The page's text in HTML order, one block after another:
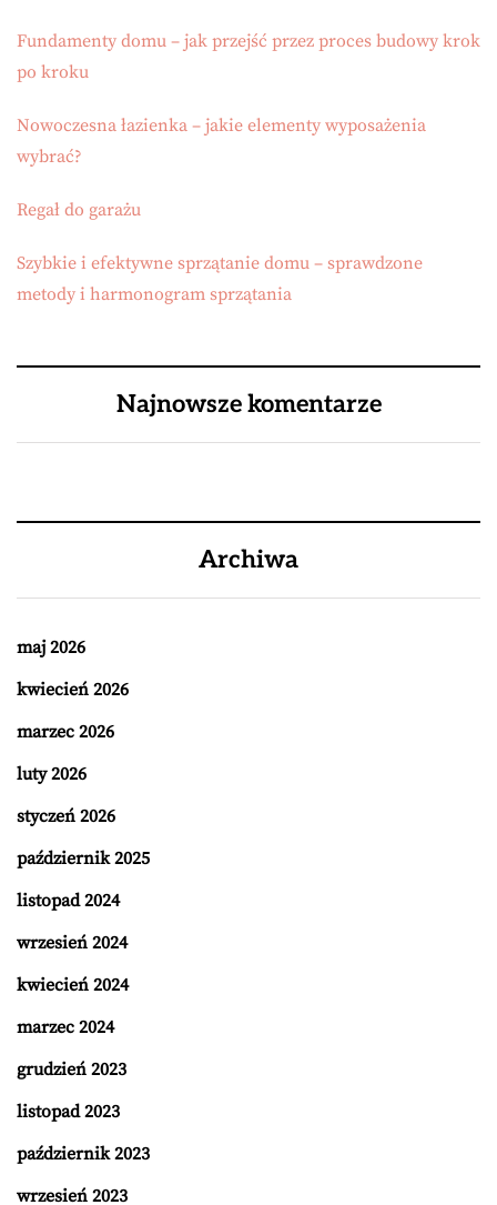
Fundamenty domu – jak przejść przez proces budowy krok
po kroku
Nowoczesna łazienka – jakie elementy wyposażenia
wybrać?
Regał do garażu
Szybkie i efektywne sprzątanie domu – sprawdzone
metody i harmonogram sprzątania
Najnowsze komentarze
Archiwa
maj 2026
kwiecień 2026
marzec 2026
luty 2026
styczeń 2026
październik 2025
listopad 2024
wrzesień 2024
kwiecień 2024
marzec 2024
grudzień 2023
listopad 2023
październik 2023
wrzesień 2023